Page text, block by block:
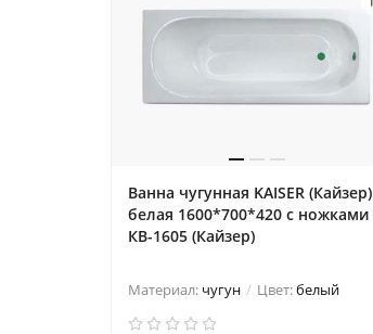
Ванна чугунная KAISER (Кайзер)
белая 1600*700*420 с ножками
КВ-1605 (Кайзер)
Материал: чугун Цвет:белый